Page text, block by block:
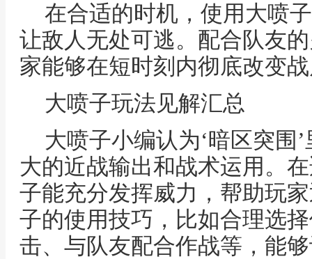
在合适的时机，使用大喷
让敌人无处可逃。配合队友
家能够在短时刻内彻底改变
大喷子玩法见解汇总
大喷子小编认为‘暗区突围
大的近战输出和战术运用。
子能充分发挥威力，帮助玩
子的使用技巧，比如合理选
击、与队友配合作战等，能